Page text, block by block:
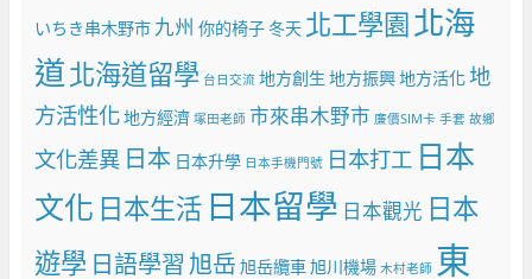
いちき串木野市 九州 你的椅子冬天 北工學園北海
道北海道留學 台日交流 地方創生 地方振興地方活化地
方活性化地方經濟 塚田老師 市來串木野市 廉價SIM卡 手套 故鄉
文化差異 日本 日本升學 日本手機門號 日本打工 日本
文化 日本生活 日本留學 日本觀光 日本
遊學 日語學習 旭岳 旭岳纜車旭川機場 木村老師 東